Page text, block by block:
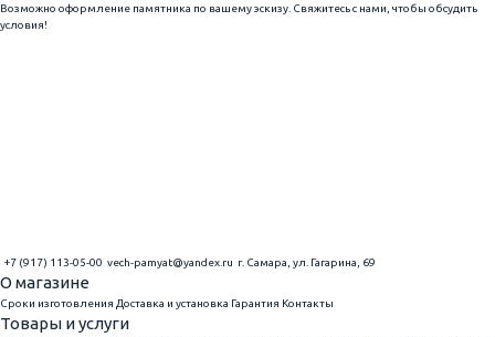
Возможно оформление памятника по вашему эскизу. Свяжитесь с нами, чтобы обсудить
условия!
+7 (917) 113-05-00 vech-pamyat@yandex.ru г. Самара, ул. Гагарина, 69
О магазине
Сроки изготовления Доставка и установка Гарантия Контакты
Товары и услуги